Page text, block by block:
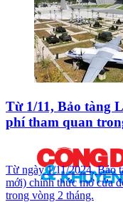
Từ 1/11, Bảo tàng
phí tham quan
Từ ngày 1/11/2024, Bảo
mới) chính thức mở cửa
trong vòng 2 tháng.